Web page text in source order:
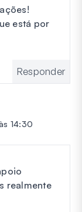
está por
Responder
14:30
realmente